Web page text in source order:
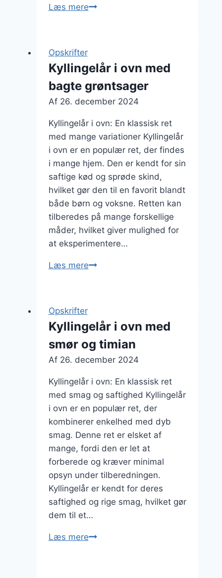
Læs mereKyllingelår
og
honning
Opskrifter
Kyllingelår i ovn med
bagte grøntsager
Af 26. december 2024
Kyllingelår i ovn: En klassisk ret
med mange variationer Kyllingelår
i ovn er en populær ret, der findes
i mange hjem. Den er kendt for sin
saftige kød og sprøde skind,
hvilket gør den til en favorit blandt
både børn og voksne. Retten kan
tilberedes på mange forskellige
måder, hvilket giver mulighed for
at eksperimentere…
Læs mereKyllingelår
grøntsager
Opskrifter
Kyllingelår i ovn med
smør og timian
Af 26. december 2024
Kyllingelår i ovn: En klassisk ret
med smag og saftighed Kyllingelår
i ovn er en populær ret, der
kombinerer enkelhed med dyb
smag. Denne ret er elsket af
mange, fordi den er let at
forberede og kræver minimal
opsyn under tilberedningen.
Kyllingelår er kendt for deres
saftighed og rige smag, hvilket gør
dem til et…
Læs mereKyllingelår